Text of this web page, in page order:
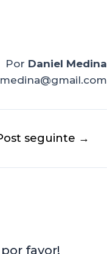
Por Daniel Medina
seguinte →
favor!